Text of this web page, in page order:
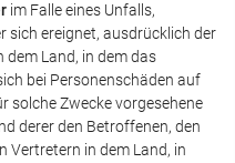
im Falle eines Unfalls,
sich ereignet, ausdrücklich der
dem Land, in dem das
bei Personenschäden auf
solche Zwecke vorgesehene
derer den Betroffenen, den
Vertretern in dem Land, in